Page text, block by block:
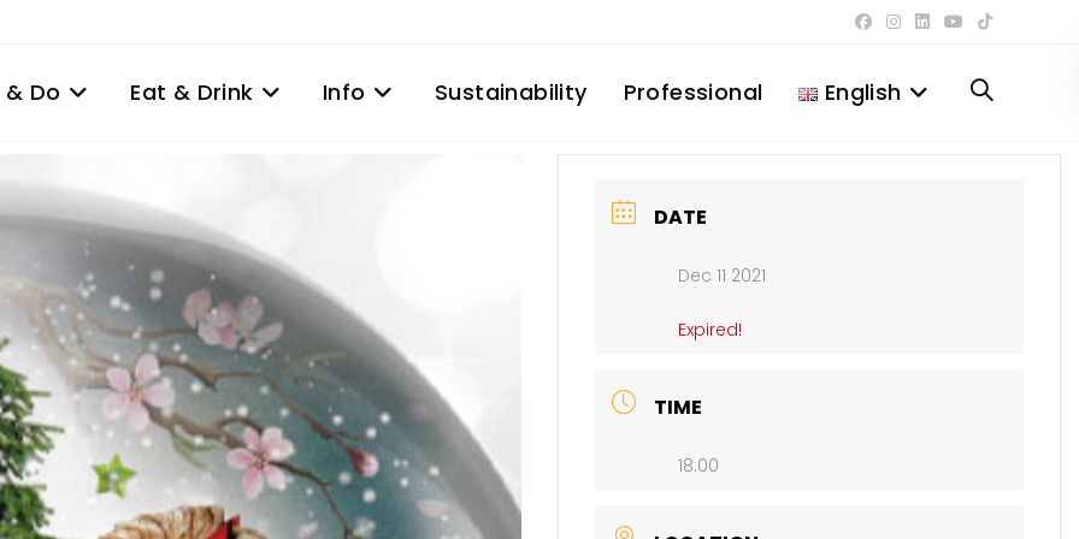
& Do Eat & Drink Info Sustainability Professional English Toggle
DATE
Dec 11 2021
Expired!
TIME
18:00